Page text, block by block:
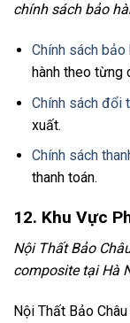
chính sách bảo
Chính sách bảo
hành theo từng
Chính sách đổi
xuất.
Chính sách
thanh toán.
12. Khu Vực
Nội Thất Bảo
composite tại Hà
Nội Thất Bảo